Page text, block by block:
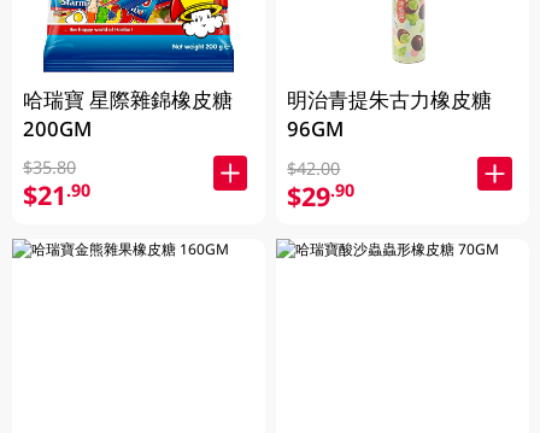
哈瑞寶 星際雜錦橡皮糖
200GM
$35.80
$21.90
明治青提朱古力橡皮糖
96GM
$42.00
$29.90